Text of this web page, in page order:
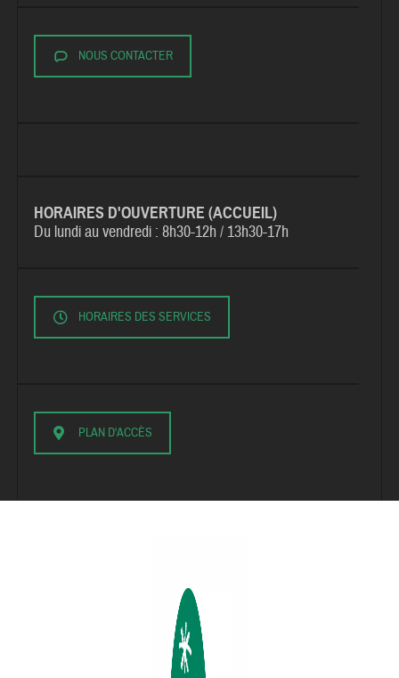
NOUS CONTACTER
HORAIRES D'OUVERTURE (ACCUEIL)
Du lundi au vendredi :8h30-12h / 13h30-17h
HORAIRES DES SERVICES
PLAN D'ACCÈS